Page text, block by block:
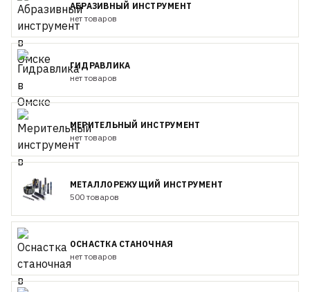
АБРАЗИВНЫЙ ИНСТРУМЕНТ
нет товаров
ГИДРАВЛИКА
нет товаров
МЕРИТЕЛЬНЫЙ ИНСТРУМЕНТ
нет товаров
МЕТАЛЛОРЕЖУЩИЙ ИНСТРУМЕНТ
500 товаров
ОСНАСТКА СТАНОЧНАЯ
нет товаров